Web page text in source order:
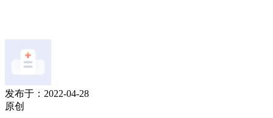
发布于：2022-04-28
原创